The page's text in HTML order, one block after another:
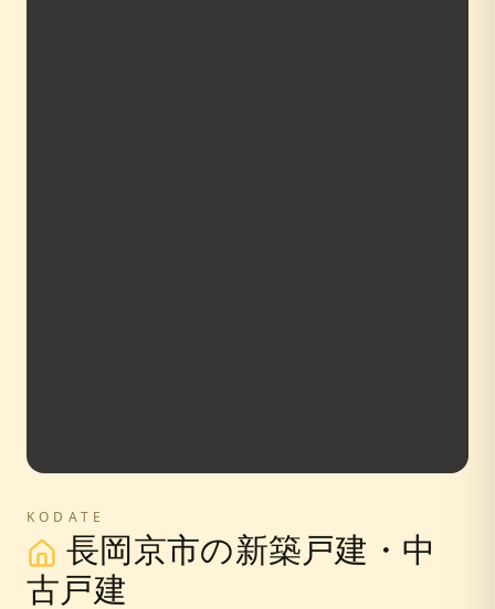
KODATE
長岡京市の新築戸建・中
古戸建